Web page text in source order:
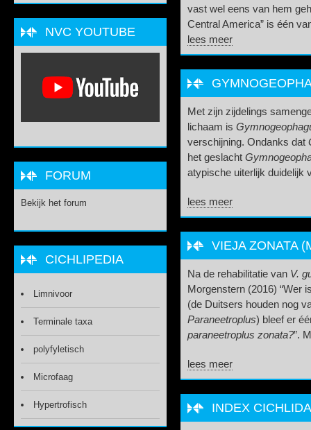
vast wel eens van hem
Central America” is één
lees meer
Met zijn zijdelings
lichaam is
verschijning. Ondanks dat
het geslacht
atypische uiterlijk duidelijk
lees meer
VIEJA ZONATA
Na de rehabilitatie van V.
Morgenstern (2016) “Wer
(de Duitsers houden nog
Paraneetroplus) bleef er
paraneetroplus zonata?”.
lees meer
INDEX
NVC YOUTUBE
FORUM
Bekijk het forum
CICHLIPEDIA
Limnivoor
Terminale taxa
polyfyletisch
Microfaag
Hypertrofisch